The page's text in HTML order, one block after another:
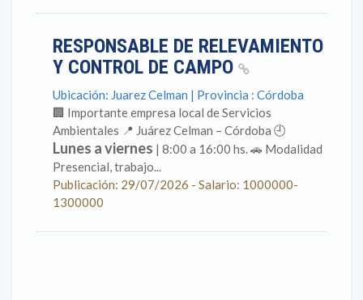
RESPONSABLE DE RELEVAMIENTO
Y CONTROL DE CAMPO
Ubicación: Juarez Celman | Provincia : Córdoba
🏢 Importante empresa local de Servicios
Ambientales 📍 Juárez Celman – Córdoba 🕘
Lunes a viernes | 8:00 a 16:00 hs. 🚗 Modalidad
Presencial, trabajo...
Publicación: 29/07/2026 - Salario: 1000000-
1300000